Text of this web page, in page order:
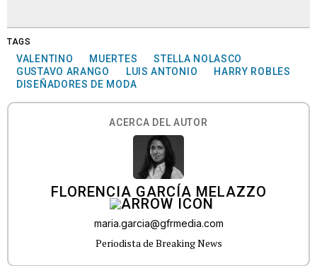
TAGS
VALENTINO MUERTES
STELLA NOLASCO
GUSTAVO ARANGO
LUIS ANTONIO
HARRY ROBLES
DISEÑADORES DE MODA
ACERCA DEL AUTOR
FLORENCIA GARCÍA MELAZZO
maria.garcia@gfrmedia.com
Periodista de Breaking News